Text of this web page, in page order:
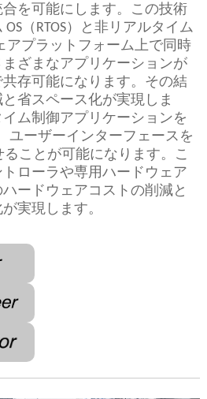
を可能にします。この技術
（RTOS）と非リアルタイム
アプラットフォーム上で同時
ざまなアプリケーションが
存可能になります。その結
省スペース化が実現しま
ム制御アプリケーションを
ユーザーインターフェースを
ことが可能になります。こ
ローラや専用ハードウェア
ードウェアコストの削減と
実現します。